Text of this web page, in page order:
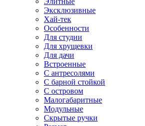
Эксклюзивные
Хай-тек
Особенности
Для студии
Для хрущевки
Для дачи
Встроенные
С антресолями
С барной стойкой
С островом
Малогабаритные
Модульные
Скрытые ручки